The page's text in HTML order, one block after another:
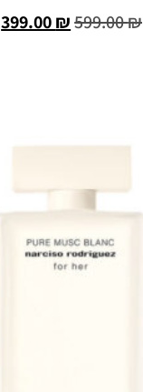
599.00₪
399.00₪